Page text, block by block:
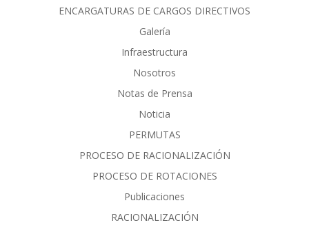
ENCARGATURAS DE CARGOS DIRECTIVOS
Galería
Infraestructura
Nosotros
Notas de Prensa
Noticia
PERMUTAS
PROCESO DE RACIONALIZACIÓN
PROCESO DE ROTACIONES
Publicaciones
RACIONALIZACIÓN